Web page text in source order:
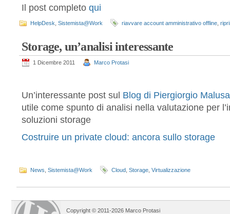
Il post completo qui
HelpDesk Sistemista@Work riavvare account amministrativo offline
Storage, un’analisi interessante
1 Dicembre 2011 Marco Protasi
Un’interessante post sul Blog di Piergiorgio
utile come spunto di analisi nella valutazione per
soluzioni storage
Costruire un private cloud: ancora sullo storage
News Sistemista@Work Cloud Storage Virtualizzazione
Copyright © 2011-2026 Marco Protasi